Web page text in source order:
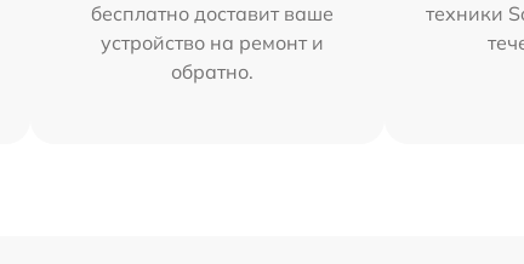
бесплатно доставит ваше
устройство на ремонт и
обратно.
техники